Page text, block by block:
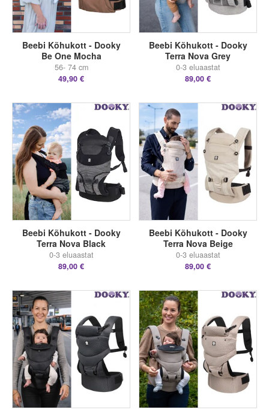
Beebi Kõhukott - Dooky
Be One Mocha
56- 74 cm
49,90 €
Beebi Kõhukott - Dooky
Terra Nova Grey
0-3 eluaastat
89,00 €
Beebi Kõhukott - Dooky
Terra Nova Black
0-3 eluaastat
89,00 €
Beebi Kõhukott - Dooky
Terra Nova Beige
0-3 eluaastat
89,00 €